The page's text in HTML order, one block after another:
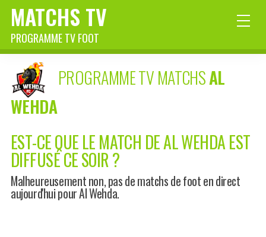
MATCHS TV
PROGRAMME TV FOOT
PROGRAMME TV MATCHSAL
WEHDA
EST-CE QUE LE MATCH DE AL WEHDA EST
DIFFUSÉ CE SOIR ?
Malheureusement non, pas de matchs de foot en direct
aujourd'hui pour Al Wehda.